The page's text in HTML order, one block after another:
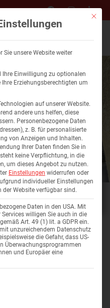
Mit
Sie unsere Website weiter
Ihre Einwilligung zu optionalen
Erziehungsberechtigten um
auf unserer Website.
andere uns helfen, diese
Personenbezogene Daten
z. B. für personalisierte
von Anzeigen und Inhalten.
Ihrer Daten finden Sie in
keine Verpflichtung, in die
um dieses Angebot zu nutzen.
Einstellungen widerrufen oder
individueller Einstellungen
Website verfügbar sind.
Daten in den USA. Mit
willigen Sie auch in die
Art. 49 (1) lit. a GDPR ein.
unzureichendem Datenschutz
die Gefahr, dass US-
Überwachungsprogrammen
und Europäer eine
Gruppen, für die eine